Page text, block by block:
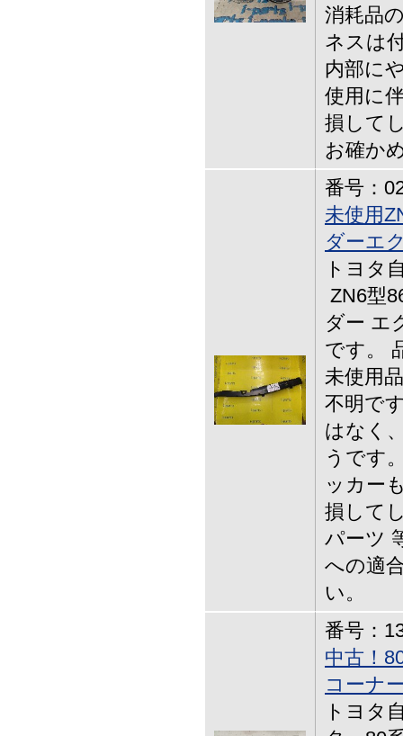
消耗品
ネスは
内部に
使用に
損して
お確か
番号：
未使用
ダーエ
トヨタ
ZN6型
ダー エ
です。
未使用
不明で
はなく
うです
ッカー
損して
パーツ
への適
い。
番号：
中古！
コーナ
トヨタ